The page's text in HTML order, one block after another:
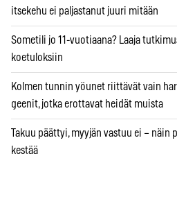
itsekehu ei paljastanut juuri mitään
Sometili jo 11-vuotiaana? Laaja
koetuloksiin
Kolmen tunnin yöunet riittävät vain
geenit, jotka erottavat heidät muista
Takuu päättyi, myyjän vastuu ei – näin
kestää